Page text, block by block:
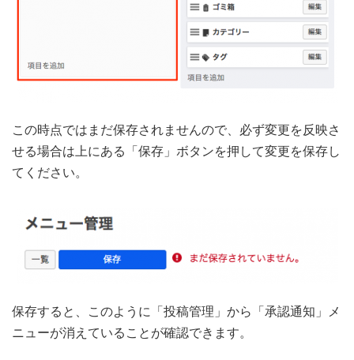
この時点ではまだ保存されませんので、必ず変更を反映さ
せる場合は上にある「保存」ボタンを押して変更を保存し
てください。
保存すると、このように「投稿管理」から「承認通知」メ
ニューが消えていることが確認できます。